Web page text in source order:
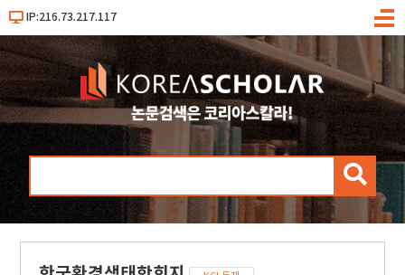
IP:216.73.217.117
메
검